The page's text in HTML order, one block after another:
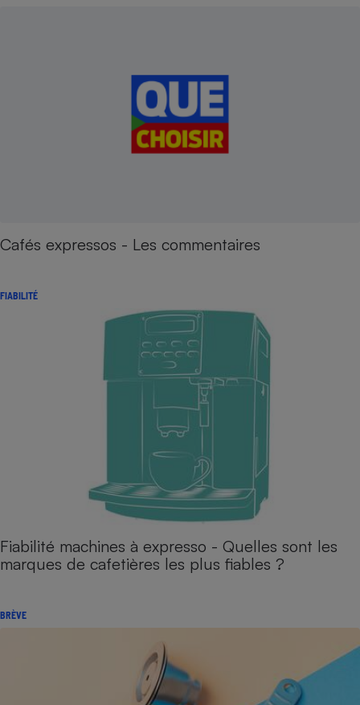
Cafés expressos - Les commentaires
FIABILITÉ
Fiabilité machines à expresso - Quelles sont les
marques de cafetières les plus fiables ?
BRÈVE